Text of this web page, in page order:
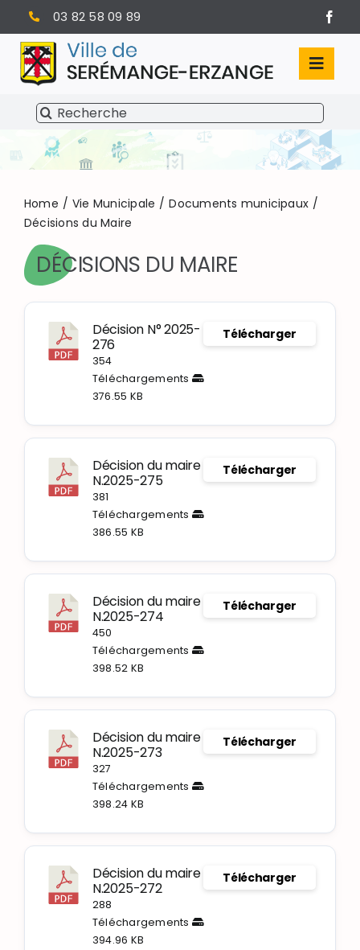
Passer
au
contenu
03 82 58 09 89
SÉRÉMANGE-ERZANGE
VIE MUNICIPALE
VIVRE À SERÉMANGE-ERZANGE
INFOS PRATIQUES
Rechercher:
Home Vie Municipale
Documents municipaux
Décisions du Maire
DÉCISIONS DU MAIRE
Décision N° 2025-
276
354
Téléchargements
376.55 KB
Télécharger
Décision du maire
N.2025-275
381
Téléchargements
386.55 KB
Télécharger
Décision du maire
N.2025-274
450
Téléchargements
398.52 KB
Télécharger
Décision du maire
N.2025-273
327
Téléchargements
398.24 KB
Télécharger
Décision du maire
N.2025-272
288
Téléchargements
394.96 KB
Télécharger